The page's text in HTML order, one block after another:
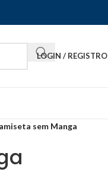
LOGIN / REGISTRO
sem Manga